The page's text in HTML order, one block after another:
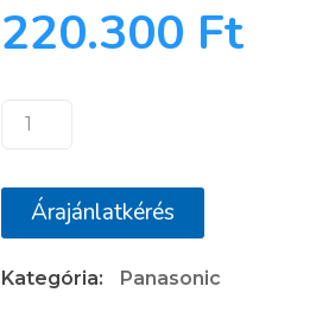
220.300 Ft
Panasonic
KIT-
TZ20-
klímaberendezés
Árajánlatkérés
Kategória: Panasonic